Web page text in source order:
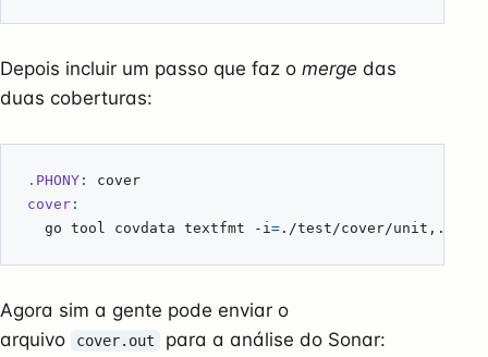
Depois incluir um passo que faz o merge das
duas coberturas:
.PHONY :
cover
cover :
	go tool covdata textfmt -i
=
Agora sim a gente pode enviar o
arquivo
cover.out para a análise do Sonar: